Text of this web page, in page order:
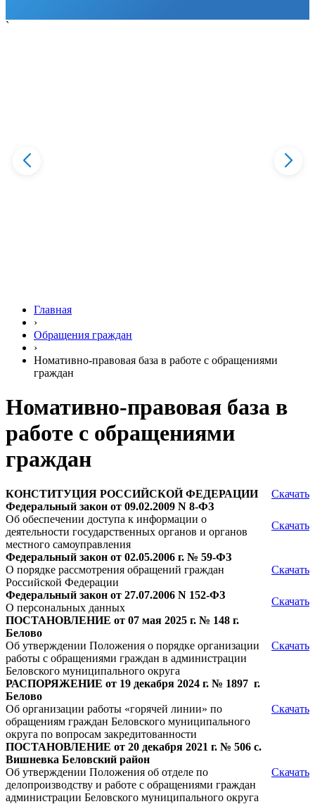
`
Главная
›
Обращения граждан
›
Номативно-правовая база в работе с обращениями
граждан
Номативно-правовая база в
работе с обращениями
граждан
КОНСТИТУЦИЯ РОССИЙСКОЙ ФЕДЕРАЦИИ
Скачать
Федеральный закон от 09.02.2009 N 8-ФЗ
Об обеспечении доступа к информации о
деятельности государственных органов и органов
местного самоуправления
Скачать
Федеральный закон от 02.05.2006 г. № 59-ФЗ
О порядке рассмотрения обращений граждан
Российской Федерации
Скачать
Федеральный закон от 27.07.2006 N 152-ФЗ
О персональных данных
Скачать
ПОСТАНОВЛЕНИЕ от 07 мая 2025 г. № 148 г.
Белово
Об утверждении Положения о порядке организации
работы с обращениями граждан в администрации
Беловского муниципального округа
Скачать
РАСПОРЯЖЕНИЕ от 19 декабря 2024 г. № 1897 г.
Белово
Об организации работы «горячей линии» по
обращениям граждан Беловского муниципального
округа по вопросам закредитованности
Скачать
ПОСТАНОВЛЕНИЕ от 20 декабря 2021 г. № 506 с.
Вишневка Беловский район
Об утверждении Положения об отделе по
делопроизводству и работе с обращениями граждан
администрации Беловского муниципального округа
Скачать